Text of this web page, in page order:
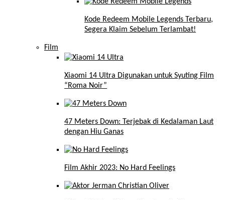
Kode Redeem Mobile Legends Terbaru,
Segera Klaim Sebelum Terlambat!
Film
Xiaomi 14 Ultra Digunakan untuk Syuting Film
“Roma Noir”
47 Meters Down: Terjebak di Kedalaman Laut
dengan Hiu Ganas
Film Akhir 2023: No Hard Feelings